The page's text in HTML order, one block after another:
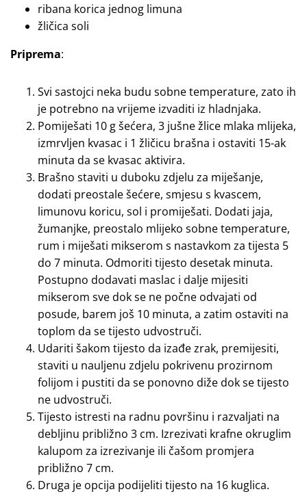
ribana korica jednog limuna
žličica soli
Priprema:
Svi sastojci neka budu sobne temperature, zato ih
je potrebno na vrijeme izvaditi iz hladnjaka.
Pomiješati 10 g šećera, 3 jušne žlice mlaka mlijeka,
izmrvljen kvasac i 1 žličicu brašna i ostaviti 15-ak
minuta da se kvasac aktivira.
Brašno staviti u duboku zdjelu za miješanje,
dodati preostale šećere, smjesu s kvascem,
limunovu koricu, sol i promiješati. Dodati jaja,
žumanjke, preostalo mlijeko sobne temperature,
rum i miješati mikserom s nastavkom za tijesta 5
do 7 minuta. Odmoriti tijesto desetak minuta.
Postupno dodavati maslac i dalje mijesiti
mikserom sve dok se ne počne odvajati od
posude, barem još 10 minuta, a zatim ostaviti na
toplom da se tijesto udvostruči.
Udariti šakom tijesto da izađe zrak, premijesiti,
staviti u nauljenu zdjelu pokrivenu prozirnom
folijom i pustiti da se ponovno diže dok se tijesto
ne udvostruči.
Tijesto istresti na radnu površinu i razvaljati na
debljinu približno 3 cm. Izrezivati krafne okruglim
kalupom za izrezivanje ili čašom promjera
približno 7 cm.
Druga je opcija podijeliti tijesto na 16 kuglica.